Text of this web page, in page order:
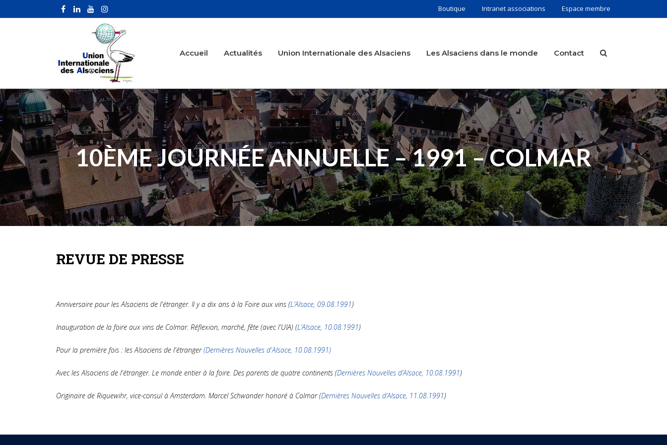
Boutique Intranet associations Espace membre
Accueil Actualités Union Internationale des Alsaciens Les Alsaciens dans le monde Contact
10ÈME JOURNÉE ANNUELLE – 1991 – COLMAR
REVUE DE PRESSE
Anniversaire pour les Alsaciens de l'étranger. Il y a dix ans à la Foire aux vins (L’Alsace, 09.08.1991)
Inauguration de la foire aux vins de Colmar. Réflexion, marché, fête (avec l'UIA) (L’Alsace, 10.08.1991)
Pour la première fois : les Alsaciens de l'étranger(Dernières Nouvelles d'Alsace, 10.08.1991)
Avec les Alsaciens de l'étranger. Le monde entier à la foire. Des parents de quatre continents (Dernières Nouvelles d’Alsace, 10.08.1991)
Originaire de Riquewihr, vice-consul à Amsterdam. Marcel Schwander honoré à Colmar (Dernières Nouvelles d’Alsace, 11.08.1991)